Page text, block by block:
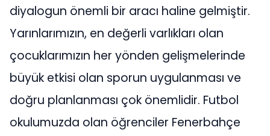
diyalogun önemli bir aracı haline gelmiştir.
Yarınlarımızın, en değerli varlıkları olan
çocuklarımızın her yönden gelişmelerinde
büyük etkisi olan sporun uygulanması ve
doğru planlanması çok önemlidir. Futbol
okulumuzda olan öğrenciler Fenerbahçe